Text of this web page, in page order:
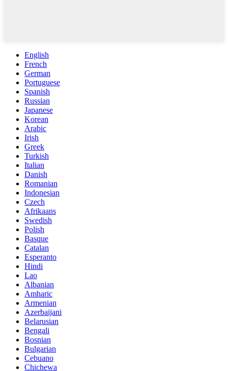
English
French
German
Portuguese
Spanish
Russian
Japanese
Korean
Arabic
Irish
Greek
Turkish
Italian
Danish
Romanian
Indonesian
Czech
Afrikaans
Swedish
Polish
Basque
Catalan
Esperanto
Hindi
Lao
Albanian
Amharic
Armenian
Azerbaijani
Belarusian
Bengali
Bosnian
Bulgarian
Cebuano
Chichewa